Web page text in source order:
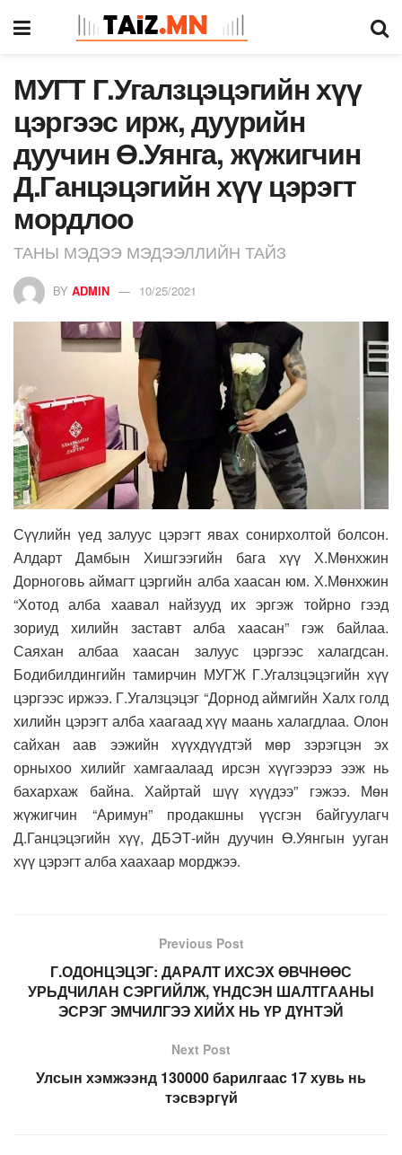
МУГТ Г.Угалзцэцэгийн хүү
цэргээс ирж, дуурийн
дуучин Ө.Уянга, жүжигчин
Д.Ганцэцэгийн хүү цэрэгт
мордлоо
ТАНЫ МЭДЭЭ МЭДЭЭЛЛИЙН ТАЙЗ
BY ADMIN 10/25/2021
Сүүлийн үед залуус цэрэгт явах сонирхолтой болсон.
Алдарт Дамбын Хишгээгийн бага хүү Х.Мөнхжин
Дорноговь аймагт цэргийн алба хаасан юм. Х.Мөнхжин
“Хотод алба хаавал найзууд их эргэж тойрно гээд
зориуд хилийн заставт алба хаасан” гэж байлаа.
Саяхан албаа хаасан залуус цэргээс халагдсан.
Бодибилдингийн тамирчин МУГЖ Г.Угалзцэцэгийн хүү
цэргээс иржээ. Г.Угалзцэцэг “Дорнод аймгийн Халх голд
хилийн цэрэгт алба хаагаад хүү маань халагдлаа. Олон
сайхан аав ээжийн хүүхдүүдтэй мөр зэрэгцэн эх
орныхоо хилийг хамгаалаад ирсэн хүүгээрээ ээж нь
бахархаж байна. Хайртай шүү хүүдээ” гэжээ. Мөн
жүжигчин “Аримун” продакшны үүсгэн байгуулагч
Д.Ганцэцэгийн хүү, ДБЭТ-ийн дуучин Ө.Уянгын ууган
хүү цэрэгт алба хаахаар морджээ.
Previous Post
Г.ОДОНЦЭЦЭГ: ДАРАЛТ ИХСЭХ ӨВЧНӨӨС
УРЬДЧИЛАН СЭРГИЙЛЖ, ҮНДСЭН ШАЛТГААНЫ
ЭСРЭГ ЭМЧИЛГЭЭ ХИЙХ НЬ ҮР ДҮНТЭЙ
Next Post
Улсын хэмжээнд 130000 барилгаас 17 хувь нь
тэсвэргүй